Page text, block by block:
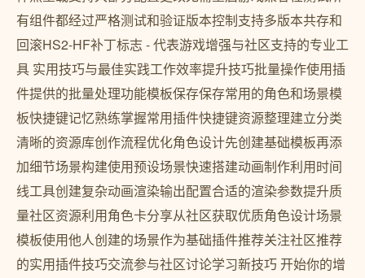
有组件都经过严格测试和验证版本控制支持多版本共存和
回滚HS2-HF补丁标志 - 代表游戏增强与社区支持的专业工
具 实用技巧与最佳实践工作效率提升技巧批量操作使用插
件提供的批量处理功能模板保存保存常用的角色和场景模
板快捷键记忆熟练掌握常用插件快捷键资源整理建立分类
清晰的资源库创作流程优化角色设计先创建基础模板再添
加细节场景构建使用预设场景快速搭建动画制作利用时间
线工具创建复杂动画渲染输出配置合适的渲染参数提升质
量社区资源利用角色卡分享从社区获取优质角色设计场景
模板使用他人创建的场景作为基础插件推荐关注社区推荐
的实用插件技巧交流参与社区讨论学习新技巧 开始你的增